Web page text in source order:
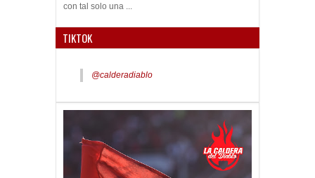
con tal solo una ...
TIKTOK
@calderadiablo